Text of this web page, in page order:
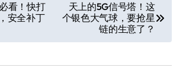
看！快打
安全补丁
天上的5G信号塔！这
个银色大气球，要抢星
链的生意了？